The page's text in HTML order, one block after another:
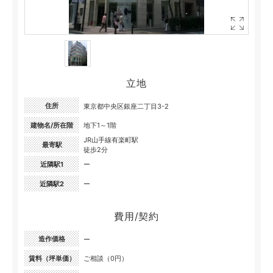
立地
住所 東京都中央区銀座二丁目3-2
建物名/所在階 地下1～1階
最寄駅
JR山手線有楽町駅
徒歩2分
近隣駅1
ー
近隣駅2 ー
費用/契約
造作価格 ー
賃料（坪単価） ご相談（0円）